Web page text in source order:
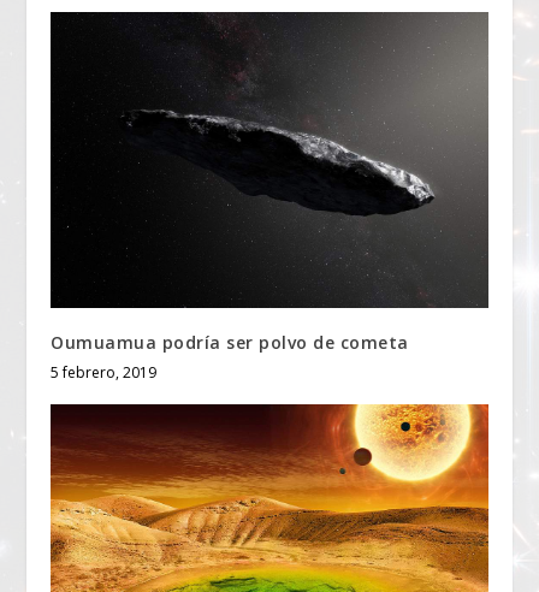
Oumuamua podría ser polvo de cometa
5 febrero, 2019